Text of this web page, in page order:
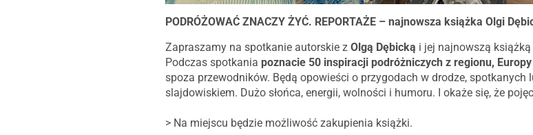
PODRÓŻOWAĆ ZNACZY ŻYĆ. REPORTAŻE – najnowsza książka Olgi
Zapraszamy na spotkanie autorskie z Olgą Dębicką i jej najnowszą
Podczas spotkania poznacie 50 inspiracji podróżniczych z regionu,
spoza przewodników. Będą opowieści o przygodach w drodze, spotkanych
slajdowiskiem. Dużo słońca, energii, wolności i humoru. I okaże się, że
> Na miejscu będzie możliwość zakupienia książki.